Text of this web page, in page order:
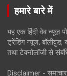
हमारे बारे में
यह एक हिंदी वेब न्यूज़
ट्रेंडिंग न्यूज,
तथा टेक्नोलॉजी से
Disclaimer -